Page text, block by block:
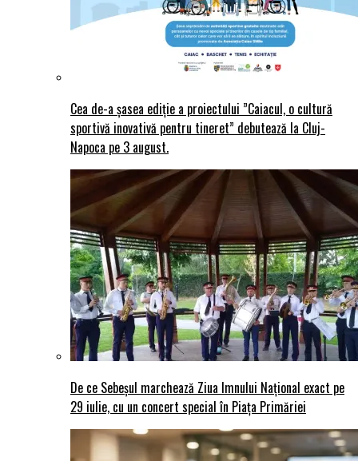
Cea de-a șasea ediție a proiectului ”Caiacul, o cultură
sportivă inovativă pentru tineret” debutează la Cluj-
Napoca pe 3 august.
De ce Sebeșul marchează Ziua Imnului Național exact pe
29 iulie, cu un concert special în Piața Primăriei